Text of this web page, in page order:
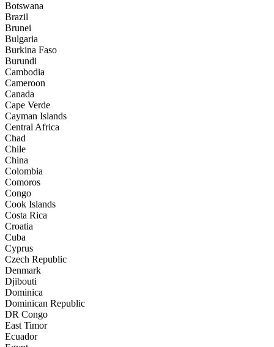
Botswana
Brazil
Brunei
Bulgaria
Burkina Faso
Burundi
Cambodia
Cameroon
Canada
Cape Verde
Cayman Islands
Central Africa
Chad
Chile
China
Colombia
Comoros
Congo
Cook Islands
Costa Rica
Croatia
Cuba
Cyprus
Czech Republic
Denmark
Djibouti
Dominica
Dominican Republic
DR Congo
East Timor
Ecuador